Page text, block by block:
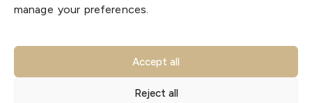
manage your preferences.
Accept all
Reject all